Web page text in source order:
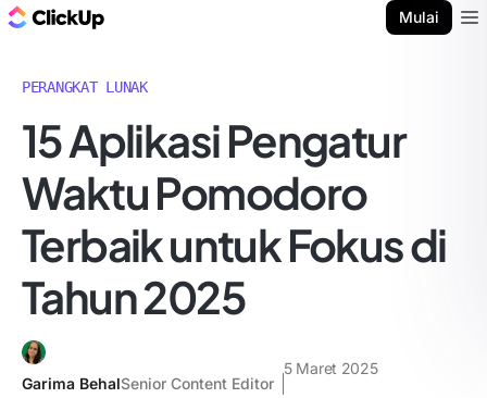
Mulai
PERANGKAT LUNAK
15 Aplikasi Pengatur
Waktu Pomodoro
Terbaik untuk Fokus di
Tahun 2025
Garima BehalSenior Content Editor
5 Maret 2025